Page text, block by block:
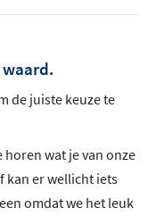
de juiste keuze te
wat je van onze
kan er wellicht iets
omdat we het leuk